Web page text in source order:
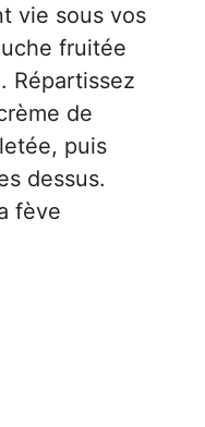
vie sous vos
fruitée
Répartissez
de
puis
dessus.
fève